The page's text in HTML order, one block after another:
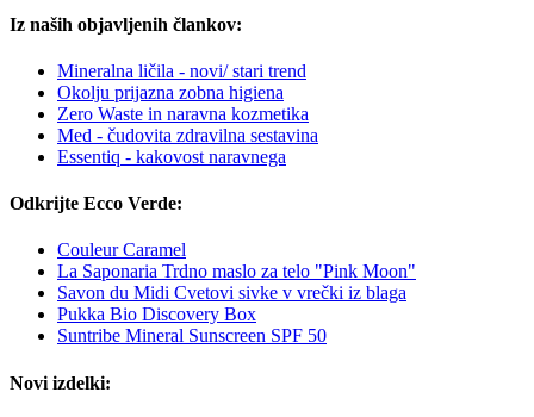
Iz naših objavljenih člankov:
Mineralna ličila - novi/ stari trend
Okolju prijazna zobna higiena
Zero Waste in naravna kozmetika
Med - čudovita zdravilna sestavina
Essentiq - kakovost naravnega
Odkrijte Ecco Verde:
Couleur Caramel
La Saponaria Trdno maslo za telo "Pink Moon"
Savon du Midi Cvetovi sivke v vrečki iz blaga
Pukka Bio Discovery Box
Suntribe Mineral Sunscreen SPF 50
Novi izdelki: